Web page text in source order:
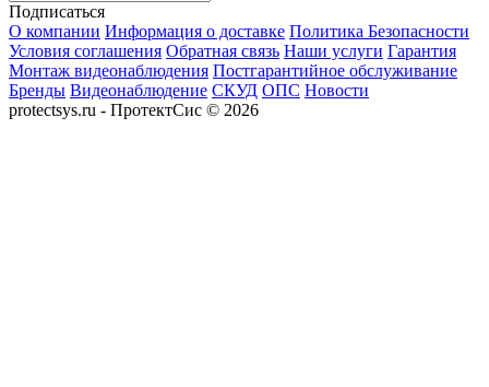
Подписаться
О компании Информация о доставке Политика Безопасности
Условия соглашения Обратная связь Наши услуги Гарантия
Монтаж видеонаблюдения Постгарантийное обслуживание
Бренды Видеонаблюдение СКУД ОПС Новости
protectsys.ru - ПротектСис © 2026